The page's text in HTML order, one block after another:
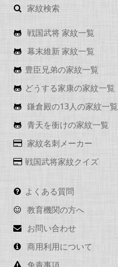
家紋検索
戦国武将 家紋一覧
幕末維新 家紋一覧
豊臣兄弟の家紋一覧
どうする家康の家紋一覧
鎌倉殿の13人の家紋一覧
青天を衝けの家紋一覧
家紋名刺メーカー
戦国武将家紋クイズ
よくある質問
教育機関の方へ
お問い合わせ
商用利用について
免責事項